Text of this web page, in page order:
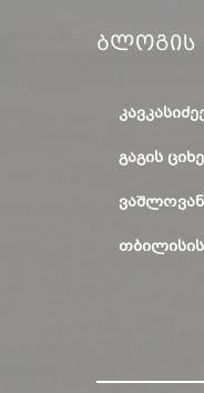
Ბლოგის
ᲒᲐᲒᲘᲡ ᲪᲘᲮᲔ